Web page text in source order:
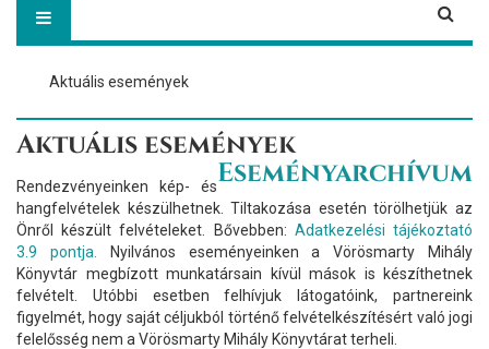
Aktuális események
Aktuális események
Eseményarchívum
Rendezvényeinken kép- és
hangfelvételek készülhetnek. Tiltakozása esetén törölhetjük az
Önről készült felvételeket. Bővebben: Adatkezelési tájékoztató
3.9 pontja.
Nyilvános eseményeinken a Vörösmarty Mihály
Könyvtár megbízott munkatársain kívül mások is készíthetnek
felvételt. Utóbbi esetben felhívjuk látogatóink, partnereink
figyelmét, hogy saját céljukból történő felvételkészítésért való jogi
felelősség nem a Vörösmarty Mihály Könyvtárat terheli.